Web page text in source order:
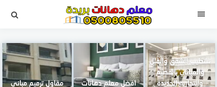
القائمة
تشطيب الشقق والفلل
والمباني بالقصيم
والتجارية الجديدة
افضل معلم دهانات
مقاول ترميم مباني